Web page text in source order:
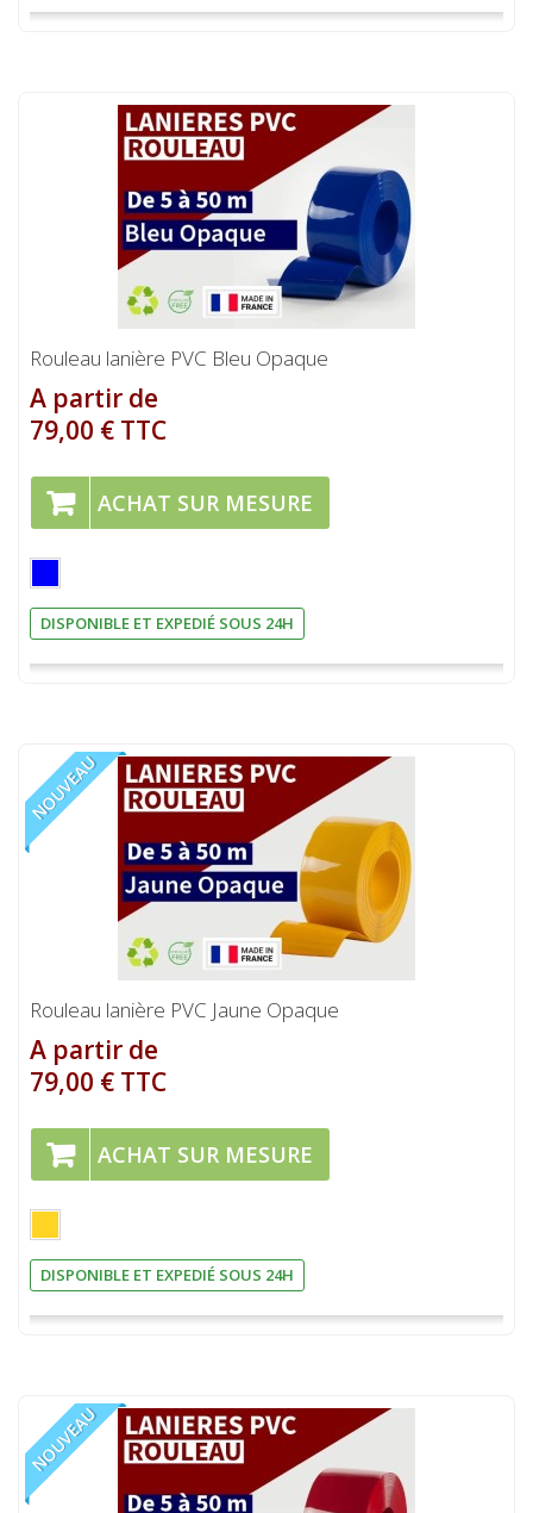
Rouleau lanière PVC Bleu Opaque
A partir de
79,00 € TTC
ACHAT SUR MESURE
DISPONIBLE ET EXPEDIÉ SOUS 24H
NOUVEAU
Rouleau lanière PVC Jaune Opaque
A partir de
79,00 € TTC
ACHAT SUR MESURE
DISPONIBLE ET EXPEDIÉ SOUS 24H
NOUVEAU